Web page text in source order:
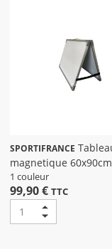
SPORTIFRANCE
magnetique 60x90cm
1 couleur
99,90 € TTC